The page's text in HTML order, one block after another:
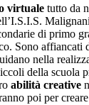
virtuale tutto da
di primo
Sono affiancati
nella
della scuola
abilità creative
poi per